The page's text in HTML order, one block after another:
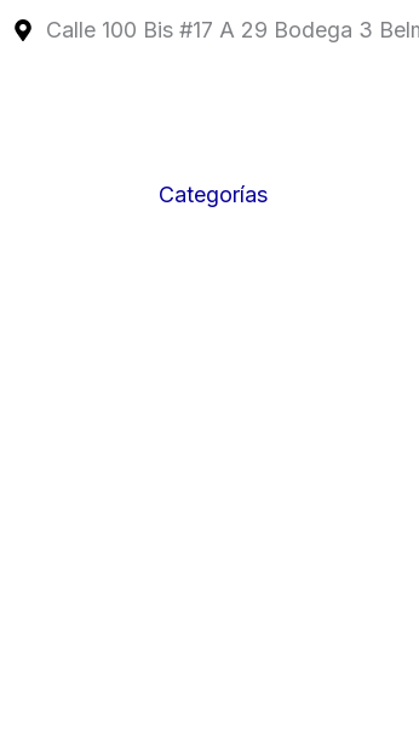
Calle 100 Bis #17 A 29 Bodega 3
Categorías